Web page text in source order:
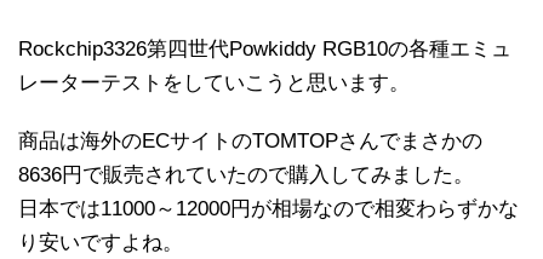
Rockchip3326第四世代Powkiddy RGB10の各種エミュ
レーターテストをしていこうと思います。
商品は海外のECサイトのTOMTOPさんでまさかの
8636円で販売されていたので購入してみました。
日本では11000～12000円が相場なので相変わらずかな
り安いですよね。